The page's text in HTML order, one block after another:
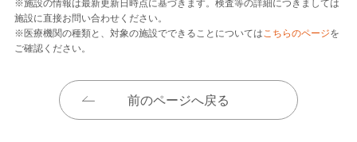
※施設の情報は最新更新日時点に基づきます。検査等の詳細につきましては
施設に直接お問い合わせください。
※医療機関の種類と、対象の施設でできることについてはこちらのページを
ご確認ください。
前のページへ戻る